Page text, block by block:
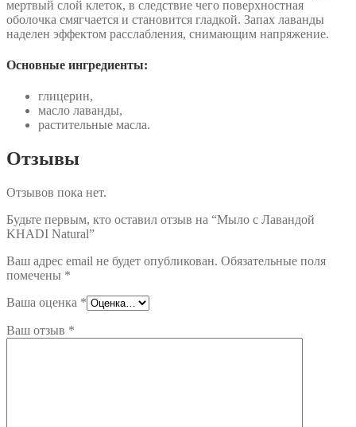
мертвый слой клеток, в следствие чего поверхностная
оболочка смягчается и становится гладкой. Запах лаванды
наделен эффектом расслабления, снимающим напряжение.
Основные ингредиенты:
глицерин,
масло лаванды,
растительные масла.
Отзывы
Отзывов пока нет.
Будьте первым, кто оставил отзыв на “Мыло с Лавандой
KHADI Natural”
Ваш адрес email не будет опубликован. Обязательные поля
помечены *
Ваша оценка *
Ваш отзыв *